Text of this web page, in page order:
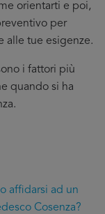
orientarti e poi,
per
alle tue esigenze.
i fattori più
quando si ha
affidarsi ad un
Cosenza?